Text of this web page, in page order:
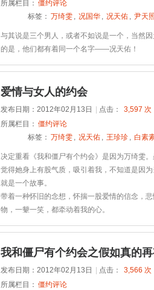
所属栏目： 僵约评论
标签： 万绮雯 , 况国华 , 况天佑 , 尹天
与其说是三个男人，或者不如说是一个，当然
的是，他们都有着同一个名字——况天佑！
爱情与女人的约会
发布日期：2012年02月13日 点击： 3,597 次
所属栏目： 僵约评论
标签： 万绮雯 , 况天佑 , 王珍珍 , 白素
决定重看《我和僵尸有个约会》是因为万绮雯
觉得她身上有股气质，吸引着我，不知道是因
就是一个故事。
带着一种怀旧的念想，怀揣一股爱情的信念，
物，一颦一笑，都牵动着我的心。
我和僵尸有个约会之假如真的
发布日期：2012年02月13日 点击： 3,566 次
所属栏目： 僵约评论